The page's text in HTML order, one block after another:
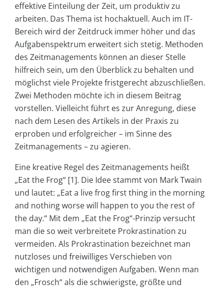
effektive Einteilung der Zeit, um produktiv zu
arbeiten. Das Thema ist hochaktuell. Auch im IT-
Bereich wird der Zeitdruck immer höher und das
Aufgabenspektrum erweitert sich stetig. Methoden
des Zeitmanagements können an dieser Stelle
hilfreich sein, um den Überblick zu behalten und
möglichst viele Projekte fristgerecht abzuschließen.
Zwei Methoden möchte ich in diesem Beitrag
vorstellen. Vielleicht führt es zur Anregung, diese
nach dem Lesen des Artikels in der Praxis zu
erproben und erfolgreicher – im Sinne des
Zeitmanagements – zu agieren.
Eine kreative Regel des Zeitmanagements heißt
„Eat the Frog“ [1]. Die Idee stammt von Mark Twain
und lautet: „Eat a live frog first thing in the morning
and nothing worse will happen to you the rest of
the day.“ Mit dem „Eat the Frog“-Prinzip versucht
man die so weit verbreitete Prokrastination zu
vermeiden. Als Prokrastination bezeichnet man
nutzloses und freiwilliges Verschieben von
wichtigen und notwendigen Aufgaben. Wenn man
den „Frosch“ als die schwierigste, größte und